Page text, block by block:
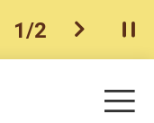
上一个
1/2 下一个开
目